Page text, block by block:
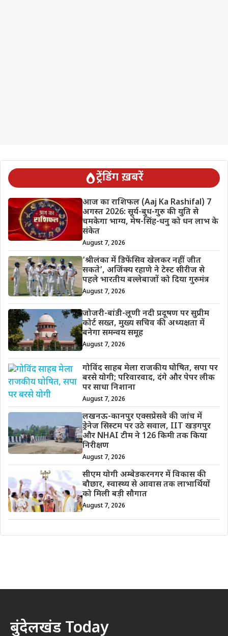
ट्रेंडिंग ख़बरें
आज का राशिफल (Aaj Ka Rashifal) 7
अगस्त 2026: सूर्य-बुध-गुरु की युति से
चमकेगा भाग्य, मेष-सिंह-धनु को धन लाभ के
संकेत
August 7, 2026
‘श्रीलंका में डिफेंसिव खेलकर नहीं जीत
सकते’, अजिंक्य रहाणे ने टेस्ट सीरीज से
पहले भारतीय बल्लेबाजों को दिया गुरुमंत्र
August 7, 2026
जोजरी-बांडी-लूणी नदी प्रदूषण पर सुप्रीम
कोर्ट सख्त, मुख्य सचिव की अध्यक्षता में
बनेगा समन्वय समूह
August 7, 2026
गोविंद साहब मेला राजकीय घोषित, सपा पर
बरसे योगी; परिवारवाद, दंगे और पेपर लीक
पर साधा निशाना
August 7, 2026
लखनऊ-कानपुर एक्सप्रेसवे की जांच में
ड्रेनेज सिस्टम पर उठे सवाल, IIT खड़गपुर
और NHAI टीम ने 126 किमी तक किया
निरीक्षण
August 7, 2026
सीएम योगी अम्बेडकरनगर में विकास की
बौछार, स्वास्थ्य से आवास तक लाभार्थियों
को मिली बड़ी सौगात
August 7, 2026
बुंदेलखंड Today